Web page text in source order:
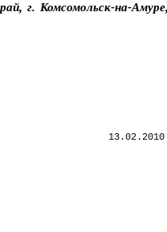
г. Комсомольск-на-